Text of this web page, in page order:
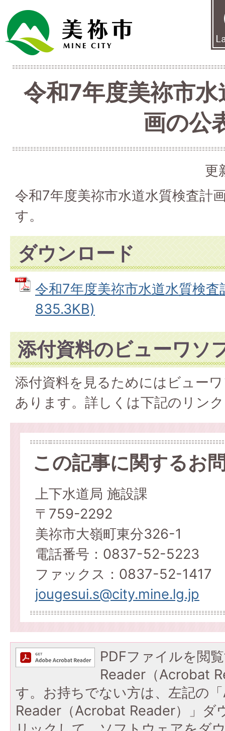
令和7年度美祢市
画の公
更
令和7年度美祢市水道水質検査計
す。
ダウンロード
令和7年度美祢市水道水質検
835.3KB)
添付資料のビューワソ
添付資料を見るためにはビュー
あります。詳しくは下記のリン
この記事に関するお
上下水道局 施設課
〒759-2292
美祢市大嶺町東分326-1
電話番号：0837-52-5223
ファックス：0837-52-1417
jougesui.s@city.mine.lg.jp
PDFファイルを閲
Reader（Acrobat
す。お持ちでない方は、左記の
Reader（Acrobat Reader）」ダ